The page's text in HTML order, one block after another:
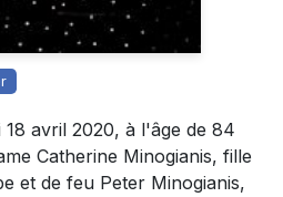
avril 2020, à l'âge de 84
Catherine Minogianis, fille
et de feu Peter Minogianis,